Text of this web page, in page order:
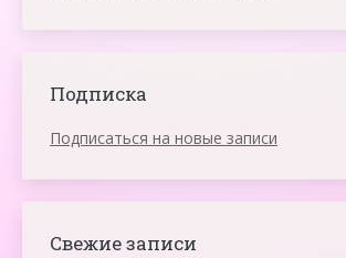
Подписка
Подписаться на новые записи
Свежие записи